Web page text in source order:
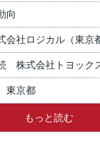
向
社ロジカル（東京
株式会社トヨック
東京都
もっと読む